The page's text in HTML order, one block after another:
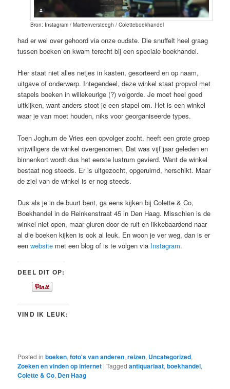
Bron: Instagram / Martienversteegh / Coletteboekhandel
had er wel over gehoord via onze oudste. Die snuffelt heel graag
tussen boeken en kwam terecht bij een speciale boekhandel.
Hier staat niet alles netjes in kasten, gesorteerd en op naam,
uitgave of onderwerp. Integendeel, deze winkel staat propvol met
stapels boeken in willekeurige (?) volgorde. Je moet heel goed
uitkijken, want anders stoot je een stapel om. Het is een winkel
waar je van moet houden, niks voor georganiseerde types.
Toen Joghum de Vries een opvolger zocht, heeft een grote groep
vrijwilligers de winkel overgenomen. Dat was vijf jaar geleden en
binnenkort wordt dus het eerste lustrum gevierd. Want de winkel
bestaat nog steeds. Er is uitgezocht, opgeruimd, herschikt. Maar
de ziel van de winkel is er nog steeds.
Dus als je in de buurt bent, ga eens kijken bij Colette & Co,
Boekhandel in de Reinkenstraat 45 in Den Haag. Misschien is de
winkel niet open, maar gluren door de ruit en likkebaardend naar
al die boeken kijken is ook al leuk. En woon je ver weg, dan is er
eenwebsite met een blog of is te volgen via Instagram.
DEEL DIT OP:
VIND IK LEUK:
Posted in boeken,foto's van anderen,reizen, Uncategorized,
Zoeken en vinden op internet |Tagged antiquariaat,boekhandel,
Colette & Co, Den Haag